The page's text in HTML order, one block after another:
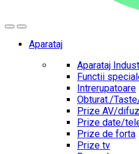
Aparataj
Aparataj
Functii
Intrerupatoare
Obturat./
Prize AV/
Prize date/
Prize de forta
Prize tv